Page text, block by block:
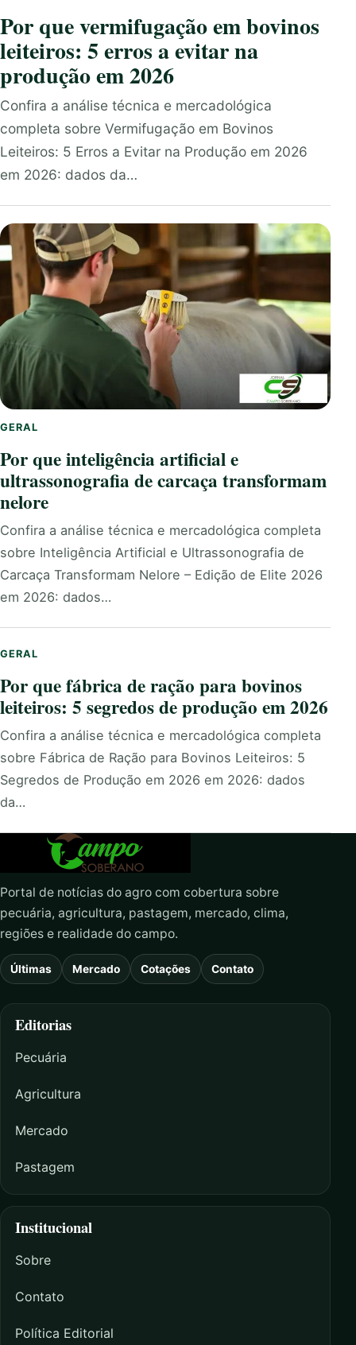
Por que vermifugação em bovinos
leiteiros: 5 erros a evitar na
produção em 2026
Confira a análise técnica e mercadológica
completa sobre Vermifugação em Bovinos
Leiteiros: 5 Erros a Evitar na Produção em 2026
em 2026: dados da…
GERAL
Por que inteligência artificial e
ultrassonografia de carcaça transformam
nelore
Confira a análise técnica e mercadológica completa
sobre Inteligência Artificial e Ultrassonografia de
Carcaça Transformam Nelore – Edição de Elite 2026
em 2026: dados…
GERAL
Por que fábrica de ração para bovinos
leiteiros: 5 segredos de produção em 2026
Confira a análise técnica e mercadológica completa
sobre Fábrica de Ração para Bovinos Leiteiros: 5
Segredos de Produção em 2026 em 2026: dados
da…
Portal de notícias do agro com cobertura sobre
pecuária, agricultura, pastagem, mercado, clima,
regiões e realidade do campo.
Últimas Mercado Cotações Contato
Editorias
Pecuária
Agricultura
Mercado
Pastagem
Institucional
Sobre
Contato
Política Editorial